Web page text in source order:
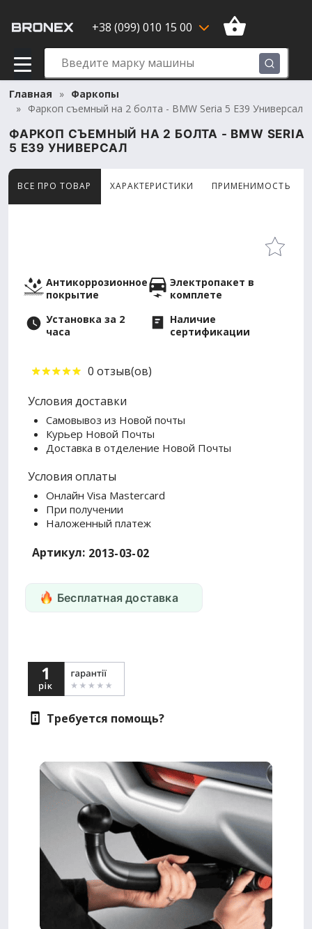
+38 (099) 010 15 00
Главная
Фаркопы
Фаркоп съемный на 2 болта - BMW Seria 5 E39 Универсал
ФАРКОП СЪЕМНЫЙ НА 2 БОЛТА - BMW SERIA
5 E39 УНИВЕРСАЛ
ВСЕ ПРО ТОВАР ХАРАКТЕРИСТИКИ ПРИМЕНИМОСТЬ
Товар просматривают сейчас 15 человек
Антикоррозионное
покрытие
Электропакет в
комплете
Установка за 2
часа
Наличие
сертификации
0 отзыв(ов)
Условия доставки
Самовывоз из Новой почты
Курьер Новой Почты
Доставка в отделение Новой Почты
Условия оплаты
Онлайн Visa Mastercard
При получении
Наложенный платеж
Артикул: 2013-03-02
Бесплатная доставка
Требуется помощь?